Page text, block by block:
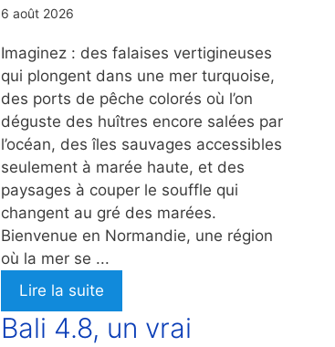
6 août 2026
Imaginez : des falaises vertigineuses
qui plongent dans une mer turquoise,
des ports de pêche colorés où l’on
déguste des huîtres encore salées par
l’océan, des îles sauvages accessibles
seulement à marée haute, et des
paysages à couper le souffle qui
changent au gré des marées.
Bienvenue en Normandie, une région
où la mer se ...
Lire la suite
Bali 4.8, un vrai